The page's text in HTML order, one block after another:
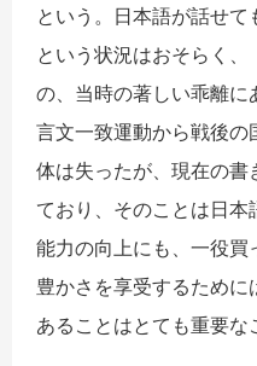
という。日本語が話せて
という状況はおそらく、
の、当時の著しい乖離
言文一致運動から戦後
体は失ったが、現在の書
ており、そのことは日本
能力の向上にも、一役
豊かさを享受するため
あることはとても重要な